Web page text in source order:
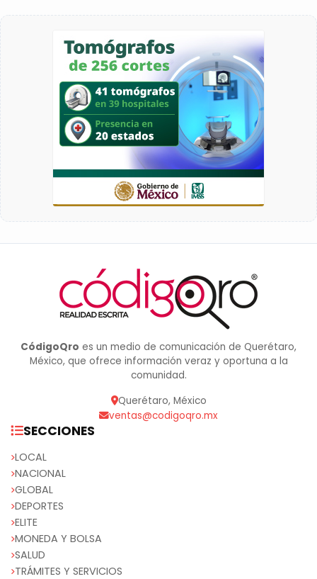
CódigoQro es un medio de comunicación de Querétaro,
México, que ofrece información veraz y oportuna a la
comunidad.
Querétaro, México
ventas@codigoqro.mx
SECCIONES
LOCAL
NACIONAL
GLOBAL
DEPORTES
ELITE
MONEDA Y BOLSA
SALUD
TRÁMITES Y SERVICIOS